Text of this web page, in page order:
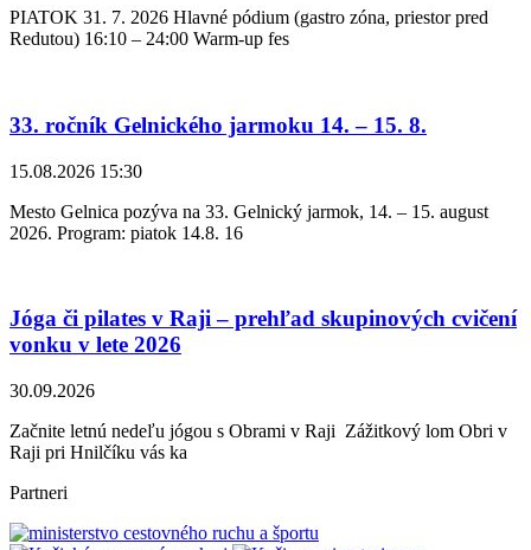
PIATOK 31. 7. 2026 Hlavné pódium (gastro zóna, priestor pred
Redutou) 16:10 – 24:00 Warm-up fes
33. ročník Gelnického jarmoku 14. – 15. 8.
15.08.2026 15:30
Mesto Gelnica pozýva na 33. Gelnický jarmok, 14. – 15. august
2026. Program: piatok 14.8. 16
Jóga či pilates v Raji – prehľad skupinových cvičení
vonku v lete 2026
30.09.2026
Začnite letnú nedeľu jógou s Obrami v Raji Zážitkový lom Obri v
Raji pri Hnilčíku vás ka
Partneri